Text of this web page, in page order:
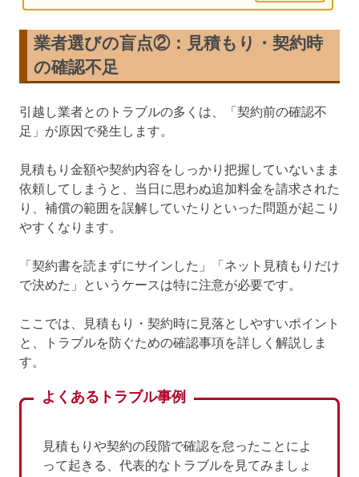
業者選びの盲点②：見積もり・契約時
の確認不足
引越し業者とのトラブルの多くは、「契約前の確認不
足」が原因で発生します。
見積もり金額や契約内容をしっかり把握していないまま
依頼してしまうと、当日に思わぬ追加料金を請求された
り、補償の範囲を誤解していたりといった問題が起こり
やすくなります。
「契約書を読まずにサインした」「ネット見積もりだけ
で決めた」というケースは特に注意が必要です。
ここでは、見積もり・契約時に見落としやすいポイント
と、トラブルを防ぐための確認事項を詳しく解説しま
す。
よくあるトラブル事例
見積もりや契約の段階で確認を怠ったことによ
って起きる、代表的なトラブルを見てみましょ